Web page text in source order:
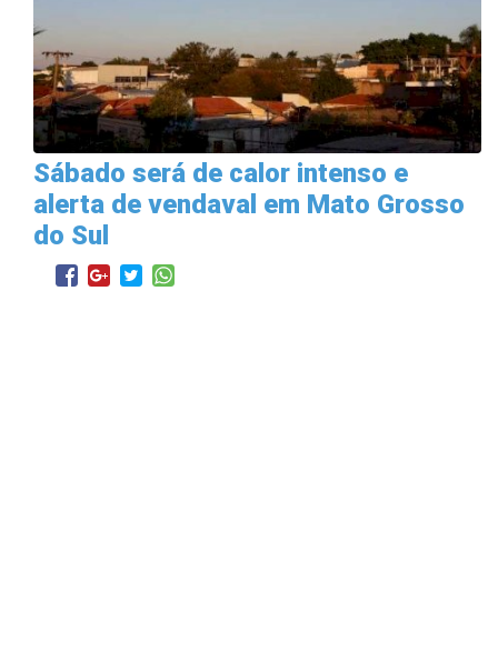
Sábado será de calor intenso e
alerta de vendaval em Mato Grosso
do Sul